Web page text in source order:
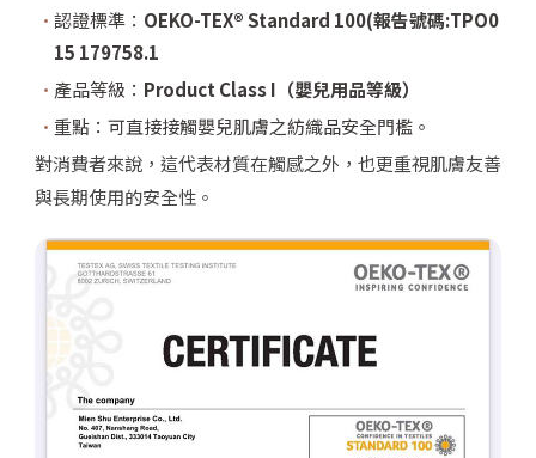
認證標準： OEKO-TEX® Standard 100(報告號碼:TPO0
15 179758.1
產品等級： Product Class I（嬰兒用品等級）
重點：可直接接觸嬰兒肌膚之紡織品安全門檻。
對消費者來說，這代表材質在觸感之外，也更重視肌膚友善
與長期使用的安全性。